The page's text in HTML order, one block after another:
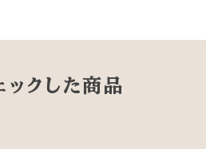
ックした商品